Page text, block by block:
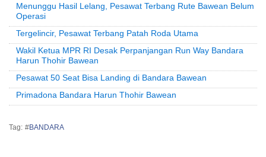
Menunggu Hasil Lelang, Pesawat Terbang Rute Bawean Belum
Operasi
Tergelincir, Pesawat Terbang Patah Roda Utama
Wakil Ketua MPR RI Desak Perpanjangan Run Way Bandara
Harun Thohir Bawean
Pesawat 50 Seat Bisa Landing di Bandara Bawean
Primadona Bandara Harun Thohir Bawean
Tag: #BANDARA